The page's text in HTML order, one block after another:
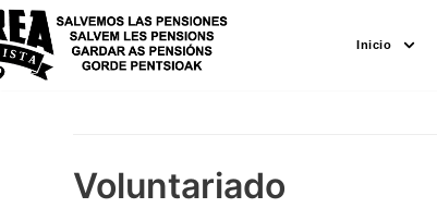
Saltar
al
contenido
Inicio
Voluntariado